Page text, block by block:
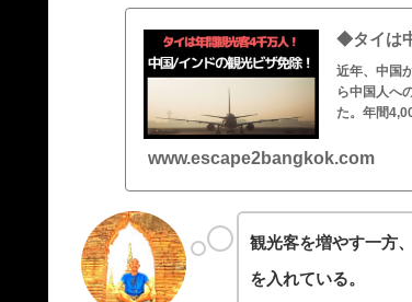
◆タイは
近年、中国
ら中国人へ
た。年間
www.escape2bangkok.com
観光客を増やす一方
を入れている。